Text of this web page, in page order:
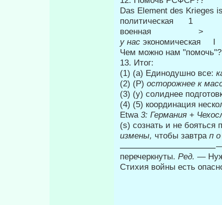
Das Element des Krieges
политическая 1
военная >
у нас экономическая I
Чем можно нам "помочь"?
13. Итог:
(1) (а) Единодушно все:
(2) (Р) осторожнее к
(3) (у) солиднее
(4) (5) координация
Etwa 3: Германия +
(s) сознать и не
измены, чтобы завтра п
перечеркнуты. Ред. —
Стихия войны есть